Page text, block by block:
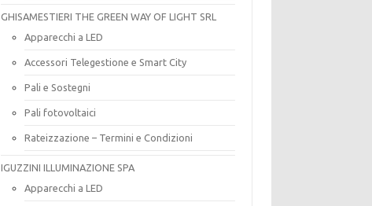
GHISAMESTIERI THE GREEN WAY OF LIGHT SRL
Apparecchi a LED
Accessori Telegestione e Smart City
Pali e Sostegni
Pali fotovoltaici
Rateizzazione – Termini e Condizioni
IGUZZINI ILLUMINAZIONE SPA
Apparecchi a LED